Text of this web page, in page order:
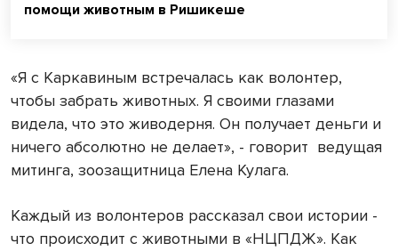
помощи животным в Ришикеше
«Я с Каркавиным встречалась как волонтер,
чтобы забрать животных. Я своими глазами
видела, что это живодерня. Он получает деньги и
ничего абсолютно не делает», - говорит ведущая
митинга, зоозащитница Елена Кулага.
Каждый из волонтеров рассказал свои истории -
что происходит с животными в «НЦПДЖ». Как